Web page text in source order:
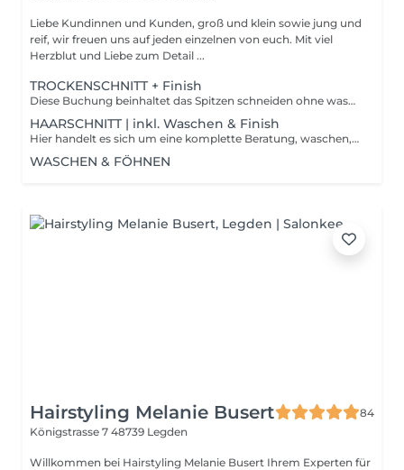
Liebe Kundinnen und Kunden, groß und klein sowie jung und
reif, wir freuen uns auf jeden einzelnen von euch. Mit viel
Herzblut und Liebe zum Detail ...
TROCKENSCHNITT + Finish
Diese Buchung beinhaltet das Spitzen schneiden ohne waschen. Eine ausführliche Beratung sowie ein Neuhaarschnitt mit einer deutlichen Veränderung ist bei dieser Buchung aus zeitlichen Gründen nicht möglich.
HAARSCHNITT | inkl. Waschen & Finish
Hier handelt es sich um eine komplette Beratung, waschen, schneiden und Föhnen, sowie ein abschließendes Styling.
WASCHEN & FÖHNEN
Hairstyling Melanie Busert
84
Königstrasse 7 48739 Legden
Willkommen bei Hairstyling Melanie Busert Ihrem Experten für